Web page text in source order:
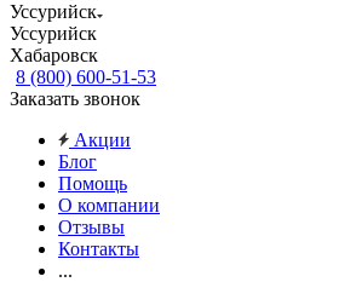
Уссурийск
Уссурийск
Хабаровск
8 (800) 600-51-53
Заказать звонок
Акции
Блог
Помощь
О компании
Отзывы
Контакты
...